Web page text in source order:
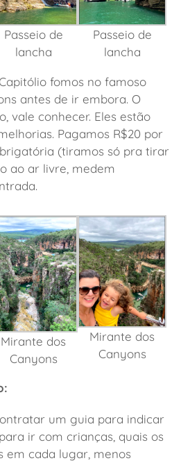
Passeio de
lancha
Passeio de
lancha
fomos no famoso
antes de ir embora. O
vale conhecer. Eles estão
Pagamos R$20 por
(tiramos só pra tirar
ao ar livre, medem
Mirante dos
Canyons
Mirante dos
Canyons
um guia para indicar
ir com crianças, quais os
em cada lugar, menos